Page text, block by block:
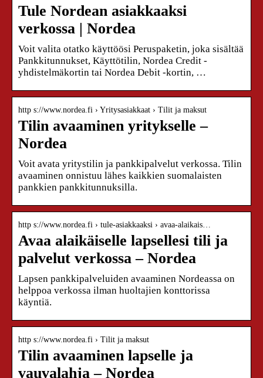
Tule Nordean asiakkaaksi
verkossa | Nordea
Voit valita otatko käyttöösi Peruspaketin, joka sisältää
Pankkitunnukset, Käyttötilin, Nordea Credit -
yhdistelmäkortin tai Nordea Debit -kortin, …
http s://www.nordea.fi › Yritysasiakkaat › Tilit ja maksut
Tilin avaaminen yritykselle –
Nordea
Voit avata yritystilin ja pankkipalvelut verkossa. Tilin
avaaminen onnistuu lähes kaikkien suomalaisten
pankkien pankkitunnuksilla.
http s://www.nordea.fi › tule-asiakkaaksi › avaa-alaikais…
Avaa alaikäiselle lapsellesi tili ja
palvelut verkossa – Nordea
Lapsen pankkipalveluiden avaaminen Nordeassa on
helppoa verkossa ilman huoltajien konttorissa
käyntiä.
http s://www.nordea.fi › Tilit ja maksut
Tilin avaaminen lapselle ja
vauvalahja – Nordea